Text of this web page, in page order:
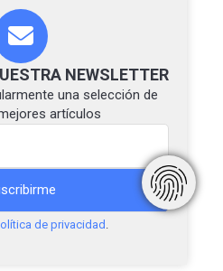
NEWSLETTER
una selección de
artículos
de privacidad